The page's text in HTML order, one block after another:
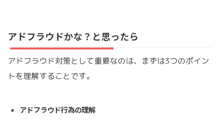
アドフラウドかな？と思ったら
アドフラウド対策として重要なのは、まずは3つのポイン
トを理解することです。
アドフラウド行為の理解